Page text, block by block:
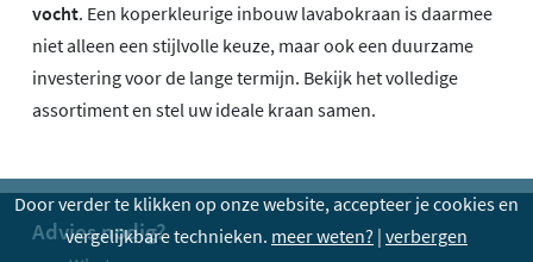
Door verder te klikken op onze website, accepteer je cookies en
vergelijkbare technieken. meer weten? | verbergen
vocht. Een koperkleurige inbouw lavabokraan is daarmee
niet alleen een stijlvolle keuze, maar ook een duurzame
investering voor de lange termijn. Bekijk het volledige
assortiment en stel uw ideale kraan samen.
Advies nodig?